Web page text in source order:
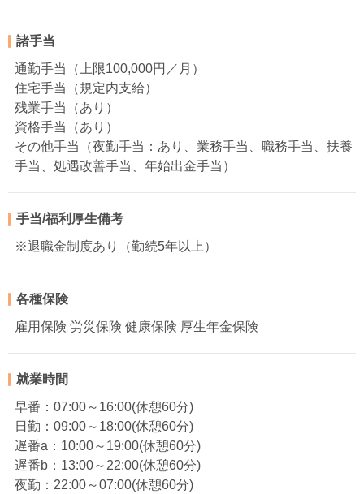
諸手当
通勤手当（上限100,000円／月）
住宅手当（規定内支給）
残業手当（あり）
資格手当（あり）
その他手当（夜勤手当：あり、業務手当、職務手当、扶養
手当、処遇改善手当、年始出金手当）
手当/福利厚生備考
※退職金制度あり（勤続5年以上）
各種保険
雇用保険 労災保険 健康保険 厚生年金保険
就業時間
早番：07:00～16:00(休憩60分)
日勤：09:00～18:00(休憩60分)
遅番a：10:00～19:00(休憩60分)
遅番b：13:00～22:00(休憩60分)
夜勤：22:00～07:00(休憩60分)